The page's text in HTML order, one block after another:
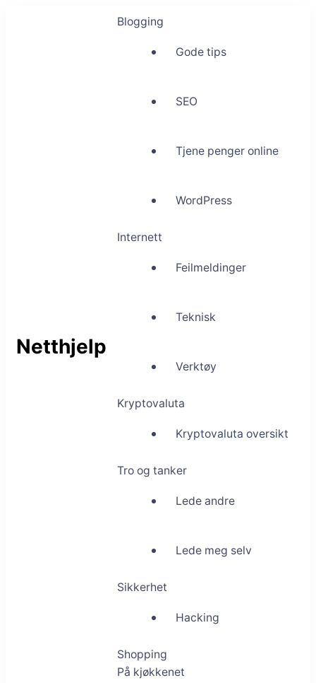
Netthjelp
Blogging
Gode tips
SEO
Tjene penger online
WordPress
Internett
Feilmeldinger
Teknisk
Verktøy
Kryptovaluta
Kryptovaluta oversikt
Tro og tanker
Lede andre
Lede meg selv
Sikkerhet
Hacking
Shopping
På kjøkkenet